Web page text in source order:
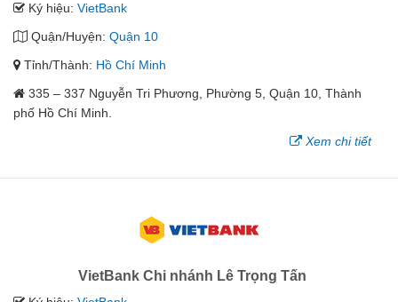
Ký hiệu: VietBank
Quận/Huyện: Quận 10
Tỉnh/Thành: Hồ Chí Minh
335 – 337 Nguyễn Tri Phương, Phường 5, Quận 10, Thành
phố Hồ Chí Minh.
Xem chi tiết
VietBank Chi nhánh Lê Trọng Tấn